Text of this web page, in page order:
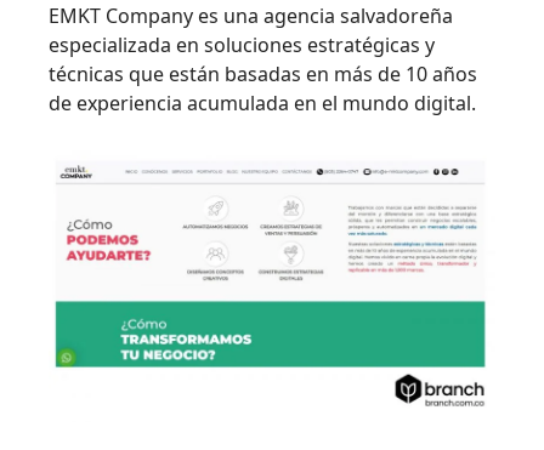
EMKT Company es una agencia salvadoreña
especializada en soluciones estratégicas y
técnicas que están basadas en más de 10 años
de experiencia acumulada en el mundo digital.